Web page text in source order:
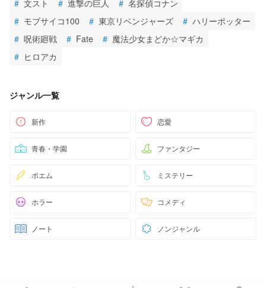
# 文スト # 進撃の巨人 # 名探偵コナン
# モブサイコ100 # 東京リベンジャーズ # ハリーポッター
# 呪術廻戦 # Fate # 魔法少女まどか☆マギカ
# ヒロアカ
ジャンル一覧
新作 恋愛
青春・学園 ファンタジー
ポエム ミステリー
ホラー コメディ
ノート ノンジャンル